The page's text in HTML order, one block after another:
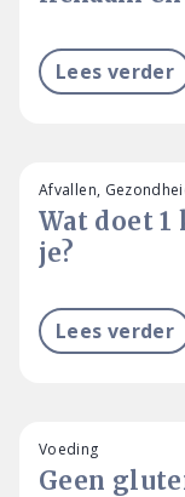
Lees verder
Wat doet
je?
Afvallen,
Lees verder
Geen
Voeding